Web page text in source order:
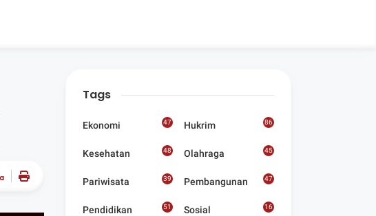
Tags
Ekonomi 47 Hukrim 86
Kesehatan 48 Olahraga 45
Pariwisata 39 Pembangunan 47
Pendidikan 51 Sosial
16